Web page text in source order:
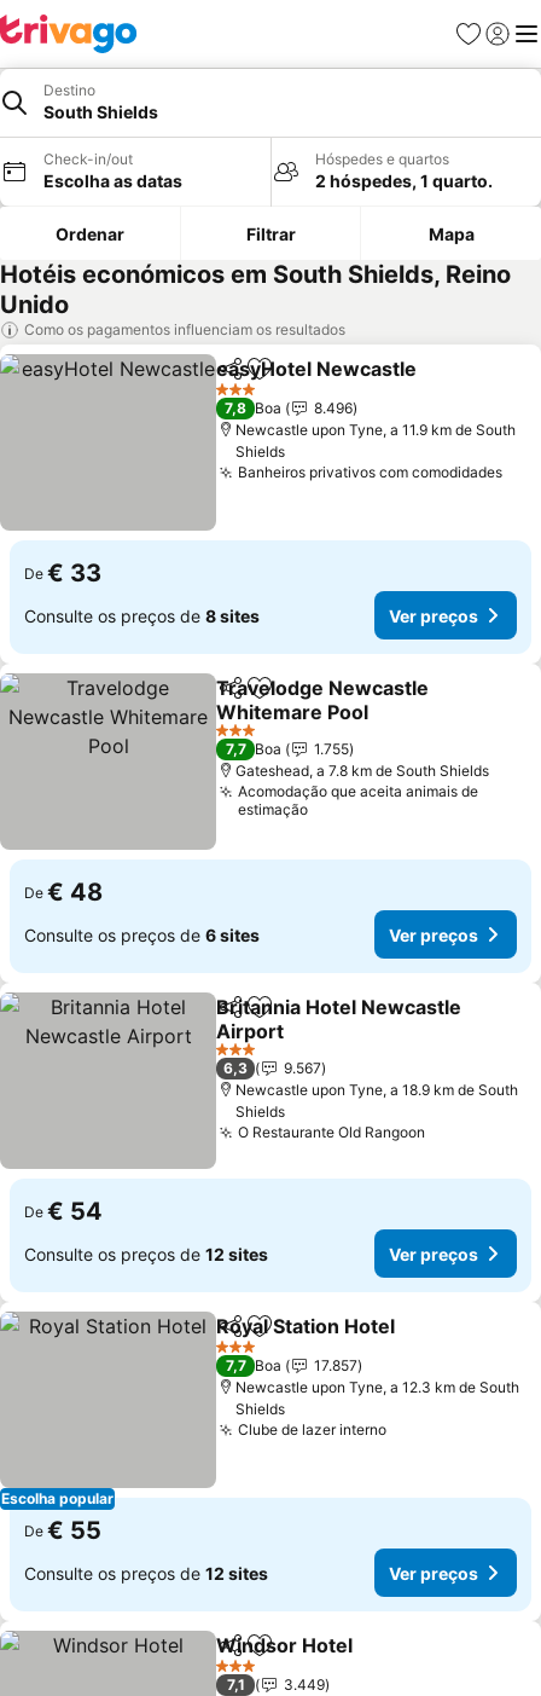
Favoritos
Iniciar
Destino
South Shields
Check-in/out
Escolha as datas
Hóspedes e quartos
2 hóspedes, 1 quarto.
Ordenar Filtrar Mapa
Hotéis económicos em South Shields, Reino
Unido
Como os pagamentos influenciam os resultados
PartilharAdicionar aos favoritos
easyHotel Newcastle
3 Estrelas
7,8 Boa
8.496
Newcastle upon Tyne, a 11.9 km de South
Shields
Banheiros privativos com comodidadesVer
De € 33
Consulte os preços de 8 sites Ver preços
PartilharAdicionar aos favoritos
Travelodge Newcastle
Whitemare Pool
Ver preços
3 Estrelas
7,7 Boa
1.755
Gateshead, a 7.8 km de South Shields
Acomodação que aceita animais de
estimação
De € 48
Consulte os preços de 6 sites Ver preços
PartilharAdicionar aos favoritos
Britannia Hotel Newcastle
Airport
Ver preços
3 Estrelas
6,3
9.567
Newcastle upon Tyne, a 18.9 km de South
Shields
O Restaurante Old Rangoon
De € 54
Consulte os preços de 12 sites Ver preços
Escolha popular
PartilharAdicionar aos favoritos
Royal Station Hotel
3 Estrelas
7,7 Boa
17.857
Newcastle upon Tyne, a 12.3 km de South
Shields
Clube de lazer internoVer preços
De € 55
Consulte os preços de 12 sites Ver preços
PartilharAdicionar aos favoritos
Windsor Hotel
3 Estrelas
7,1
3.449